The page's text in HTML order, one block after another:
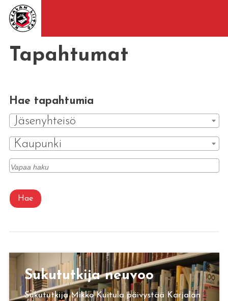
Tapahtumat
Hae tapahtumia
Jäsenyhteisö
Kaupunki
Hae
Su­ku­tut­ki­ja neu­voo
Sukututkija Mikko Kuitula päivystää Karjalan